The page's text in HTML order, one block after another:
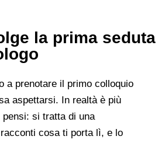
la prima seduta
a prenotare il primo colloquio
aspettarsi. In realtà è più
si tratta di una
cosa ti porta lì, e lo